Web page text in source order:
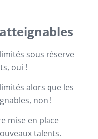
sous réserve
oui !
alors que les
non !
mise en place
talents.